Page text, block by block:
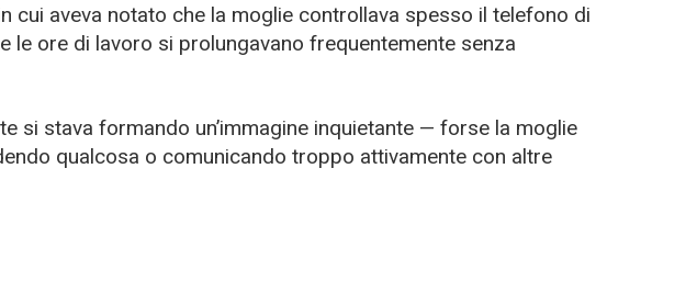
cui aveva notato che la moglie controllava spesso il telefono di
le ore di lavoro si prolungavano frequentemente senza
si stava formando un’immagine inquietante — forse la moglie
qualcosa o comunicando troppo attivamente con altre